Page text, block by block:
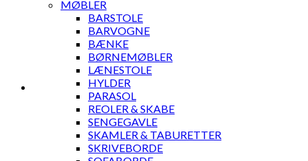
MØBLER
BARSTOLE
BARVOGNE
BÆNKE
BØRNEMØBLER
LÆNESTOLE
HYLDER
PARASOL
REOLER & SKABE
SENGEGAVLE
SKAMLER & TABURETTER
SKRIVEBORDE